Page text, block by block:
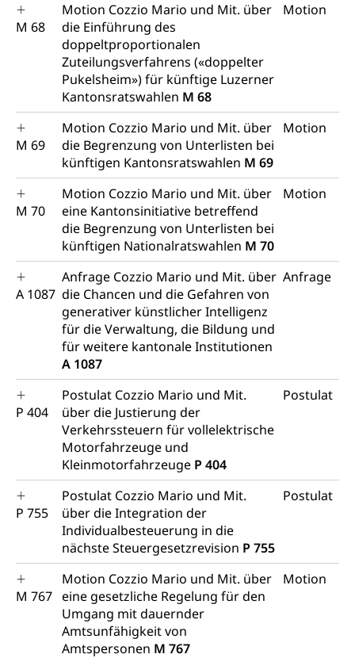
M 68
Motion Cozzio Mario und Mit. über
die Einführung des
doppeltproportionalen
Zuteilungsverfahrens («doppelter
Pukelsheim») für künftige Luzerner
Kantonsratswahlen M 68
Motion
M 69
Motion Cozzio Mario und Mit. über
die Begrenzung von Unterlisten bei
künftigen Kantonsratswahlen M 69
Motion
M 70
Motion Cozzio Mario und Mit. über
eine Kantonsinitiative betreffend
die Begrenzung von Unterlisten bei
künftigen Nationalratswahlen M 70
Motion
A 1087
Anfrage Cozzio Mario und Mit. über
die Chancen und die Gefahren von
generativer künstlicher Intelligenz
für die Verwaltung, die Bildung und
für weitere kantonale Institutionen
A 1087
Anfrage
P 404
Postulat Cozzio Mario und Mit.
über die Justierung der
Verkehrssteuern für vollelektrische
Motorfahrzeuge und
Kleinmotorfahrzeuge P 404
Postulat
P 755
Postulat Cozzio Mario und Mit.
über die Integration der
Individualbesteuerung in die
nächste Steuergesetzrevision P 755
Postulat
M 767
Motion Cozzio Mario und Mit. über
eine gesetzliche Regelung für den
Umgang mit dauernder
Amtsunfähigkeit von
Amtspersonen M 767
Motion